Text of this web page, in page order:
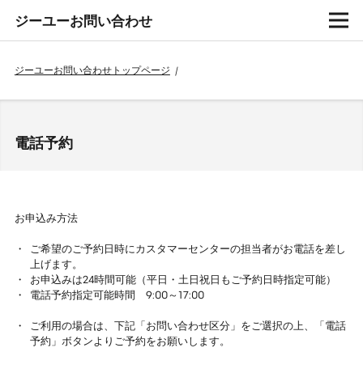
ジーユーお問い合わせ
ジーユーお問い合わせトップページ /
電話予約
お申込み方法
ご希望のご予約日時にカスタマーセンターの担当者がお電話を差し
上げます。
お申込みは24時間可能（平日・土日祝日もご予約日時指定可能）
電話予約指定可能時間 9:00～17:00
ご利用の場合は、下記「お問い合わせ区分」をご選択の上、「電話
予約」ボタンよりご予約をお願いします。